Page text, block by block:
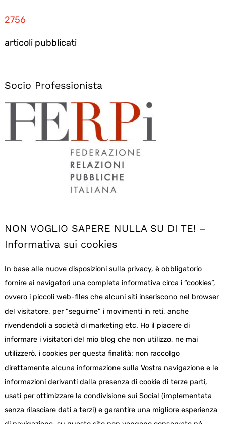
2756
articoli pubblicati
Socio Professionista
NON VOGLIO SAPERE NULLA SU DI TE! –
Informativa sui cookies
In base alle nuove disposizioni sulla privacy, è obbligatorio
fornire ai navigatori una completa informativa circa i “cookies”,
ovvero i piccoli web-files che alcuni siti inseriscono nel browser
del visitatore, per “seguirne” i movimenti in reti, anche
rivendendoli a società di marketing etc. Ho il piacere di
informare i visitatori del mio blog che non utilizzo, ne mai
utilizzerò, i cookies per questa finalità: non raccolgo
direttamente alcuna informazione sulla Vostra navigazione e le
informazioni derivanti dalla presenza di cookie di terze parti,
usati per ottimizzare la condivisione sui Social (implementata
senza rilasciare dati a terzi) e garantire una migliore esperienza